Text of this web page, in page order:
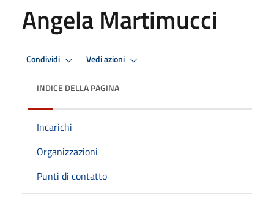
Angela Martimucci
Condividi Vedi azioni
INDICE DELLA PAGINA
Incarichi
Organizzazioni
Punti di contatto